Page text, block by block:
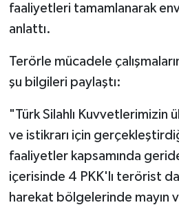
faaliyetleri tamamlanarak
anlattı.
Terörle mücadele
şu bilgileri paylaştı:
"Türk Silahlı Kuvvetlerimizin
ve istikrarı için
faaliyetler kapsamında geride
içerisinde 4 PKK'lı terörist
harekat bölgelerinde mayın